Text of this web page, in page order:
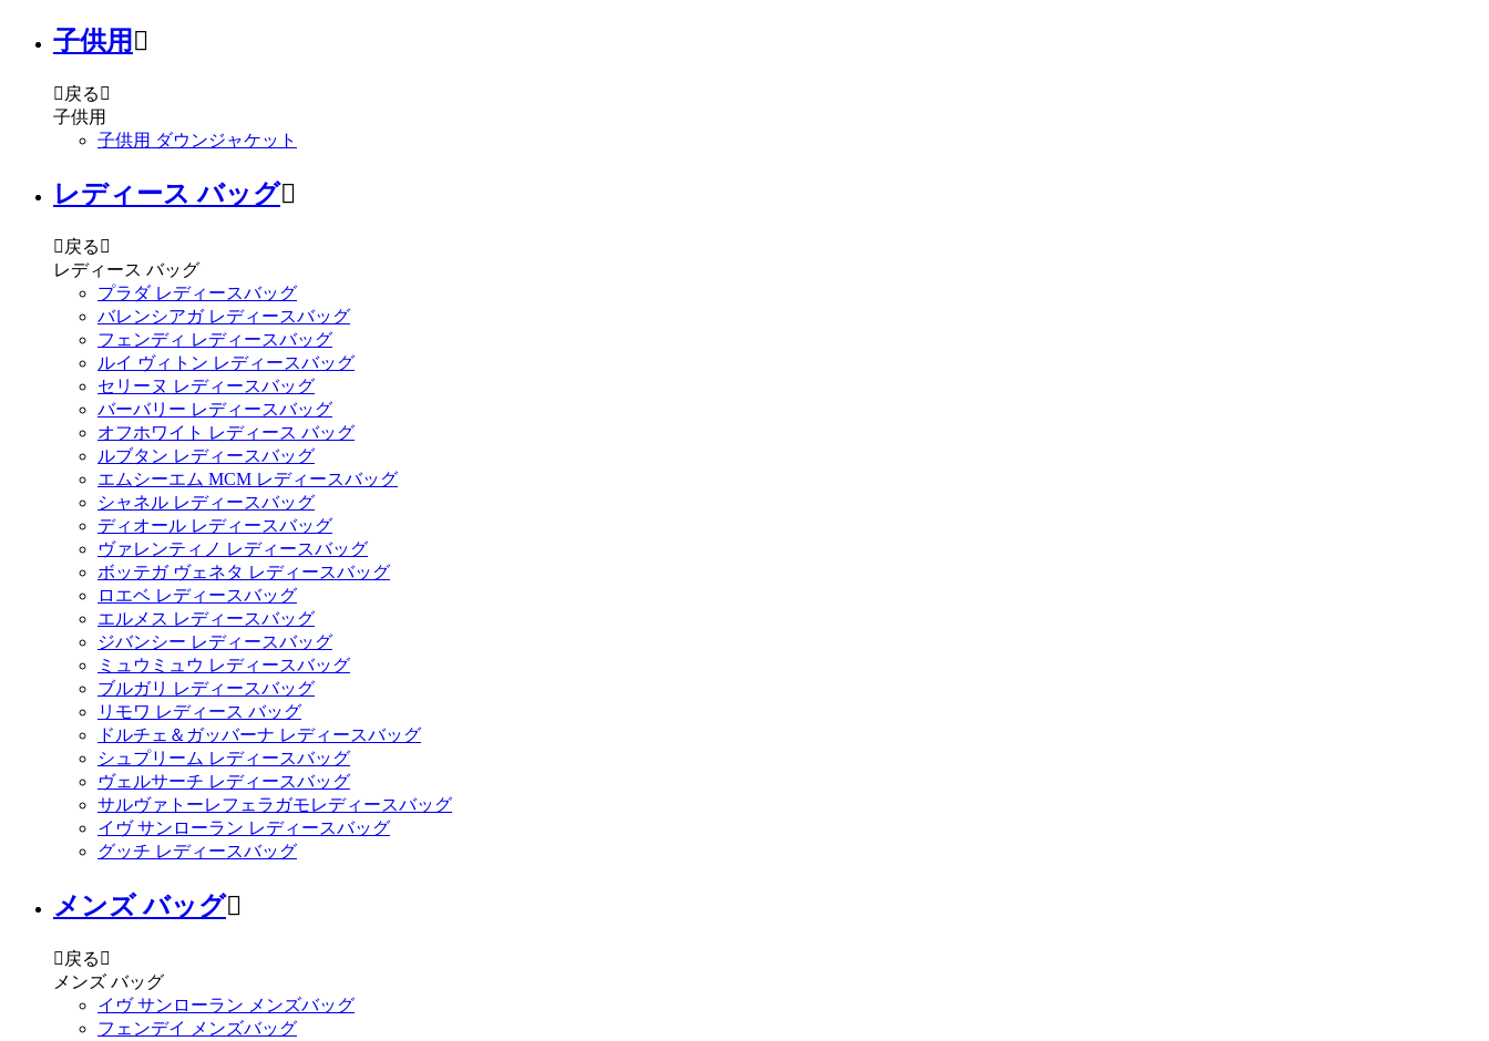
子供用 
 戻る 
子供用
子供用 ダウンジャケット
レディース バッグ
 戻る 
レディース バッグ
プラダ レディースバッグ
バレンシアガ レディースバッグ
フェンディ レディースバッグ
ルイ ヴィトン レディースバッグ
セリーヌ レディースバッグ
バーバリー レディースバッグ
オフホワイト レディース バッグ
ルブタン レディースバッグ
エムシーエム MCM レディースバッグ
シャネル レディースバッグ
ディオール レディースバッグ
ヴァレンティノ レディースバッグ
ボッテガ ヴェネタ レディースバッグ
ロエベ レディースバッグ
エルメス レディースバッグ
ジバンシー レディースバッグ
ミュウミュウ レディースバッグ
ブルガリ レディースバッグ
リモワ レディース バッグ
ドルチェ＆ガッバーナ レディースバッグ
シュプリーム レディースバッグ
ヴェルサーチ レディースバッグ
サルヴァトーレフェラガモレディースバッグ
イヴ サンローラン レディースバッグ
グッチ レディースバッグ
メンズ バッグ
 戻る 
メンズ バッグ
イヴ サンローラン メンズバッグ
フェンデイ メンズバッグ